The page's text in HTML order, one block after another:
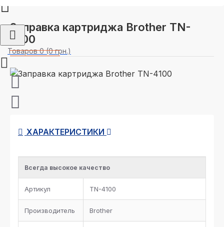
Товаров 0 (0 грн.)
Заправка картриджа Brother TN-
4100
ХАРАКТЕРИСТИКИ
Всегда высокое качество
Артикул TN-4100
Производитель Brother